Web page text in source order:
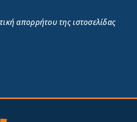
απορρήτου της ιστοσελίδας